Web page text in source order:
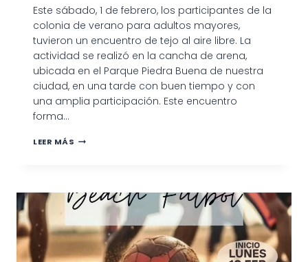
Este sábado, 1 de febrero, los participantes de la
colonia de verano para adultos mayores,
tuvieron un encuentro de tejo al aire libre. La
actividad se realizó en la cancha de arena,
ubicada en el Parque Piedra Buena de nuestra
ciudad, en una tarde con buen tiempo y con
una amplia participación. Este encuentro
forma…
LEER MÁS LOS
PARA
ADULTOS
TUVIERON
SU
ENCUENTRO
DE